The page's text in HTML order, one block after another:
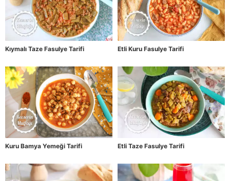
Kıymalı Taze Fasulye Tarifi Etli Kuru Fasulye Tarifi
Kuru Bamya Yemeği Tarifi Etli Taze Fasulye Tarifi